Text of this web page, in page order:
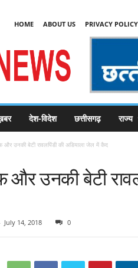
HOME ABOUT US PRIVACY POLICY
देश-विदेश छत्तीसगढ़ राज्य
और उनकी बेटी रावलपिंडी की अडियाला जेल में कैद
और उनकी बेटी
July 14, 2018 0